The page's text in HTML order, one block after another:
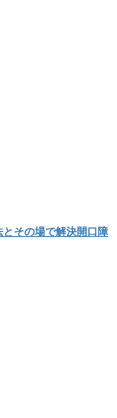
その場で解決開口障